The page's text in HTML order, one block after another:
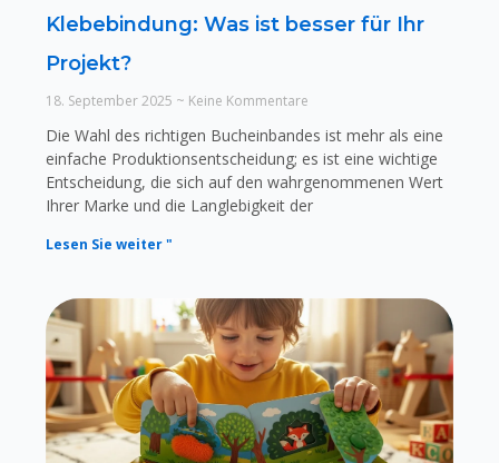
Klebebindung: Was ist besser für Ihr
Projekt?
18. September 2025 Keine Kommentare
Die Wahl des richtigen Bucheinbandes ist mehr als eine
einfache Produktionsentscheidung; es ist eine wichtige
Entscheidung, die sich auf den wahrgenommenen Wert
Ihrer Marke und die Langlebigkeit der
Lesen Sie weiter "